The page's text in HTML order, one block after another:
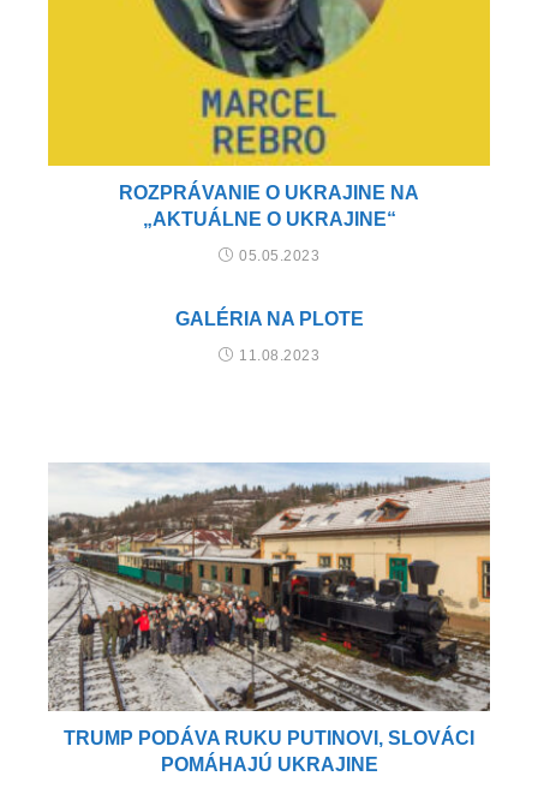
ROZPRÁVANIE O UKRAJINE NA
„AKTUÁLNE O UKRAJINE“
05.05.2023
GALÉRIA NA PLOTE
11.08.2023
TRUMP PODÁVA RUKU PUTINOVI, SLOVÁCI
POMÁHAJÚ UKRAJINE